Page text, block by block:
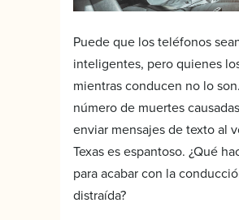
Puede que los teléfonos
inteligentes, pero quienes
mientras conducen no lo
número de muertes
enviar mensajes de texto al
Texas es espantoso. ¿Qué
para acabar con la
distraída?